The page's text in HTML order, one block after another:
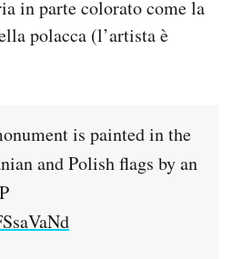
in parte colorato come la
polacca (l’artista è
is painted in the
and Polish flags by an